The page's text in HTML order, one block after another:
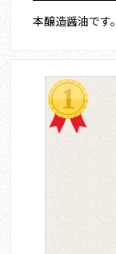
本醸造醤油です。